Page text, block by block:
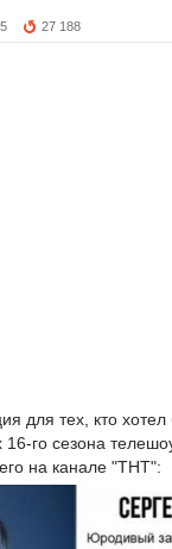
27 188
для тех, кто
16-го сезона
на канале "ТНТ":